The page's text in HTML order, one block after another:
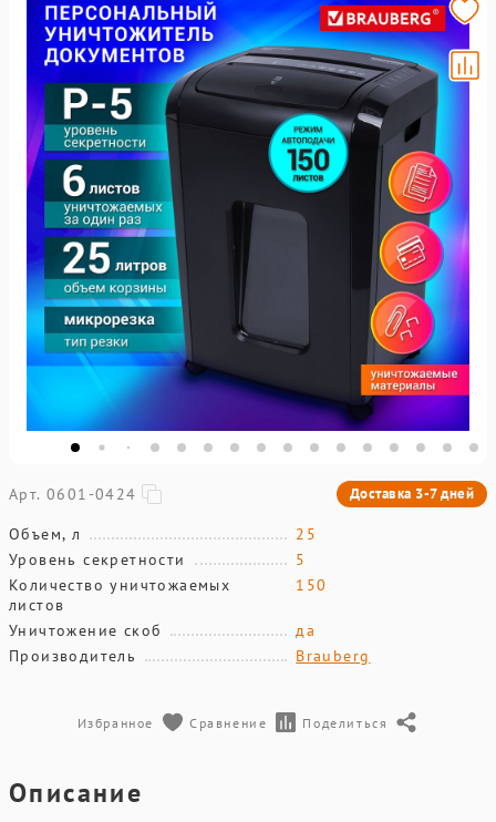
Арт. 0601-0424 Доставка 3-7 дней
Объем, л
25
Уровень секретности
5
Количество уничтожаемых
листов
150
Уничтожение скоб
да
Производитель
Brauberg
Избранное Сравнение Поделиться
Описание